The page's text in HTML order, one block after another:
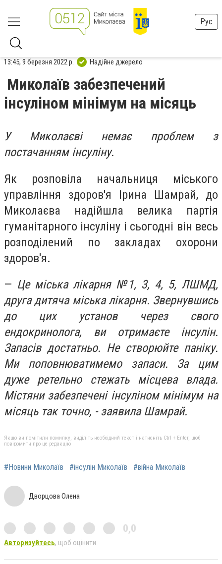
Рус
13:45, 9 березня 2022 р. Надійне джерело
Миколаїв забезпечений
інсуліном мінімум на місяць
У Миколаєві немає проблем з
постачанням інсуліну.
Як розповіла начальниця міського
управління здоров'я Ірина Шамрай, до
Миколаєва надійшла велика партія
гуманітарного інсуліну і сьогодні він весь
розподілений по закладах охорони
здоров'я.
— Це міська лікарня №1, 3, 4, 5, ЛШМД,
друга дитяча міська лікарня. Звернувшись
до цих установ через свого
ендокринолога, ви отримаєте інсулін.
Запасів достатньо. Не створюйте паніку.
Ми поповнюватимемо запаси. За цим
дуже ретельно стежать місцева влада.
Містяни забезпечені інсуліном мінімум на
місяць так точно, - заявила Шамрай.
Якщо ви помітили помилку, виділіть необхідний текст і натисніть Ctrl + Enter, щоб
повідомити про це редакцію
#Новини Миколаїв #інсулін Миколаїв #війна Миколаїв
Дворцова Олена
0,0
Авторизуйтесь, щоб оцінити